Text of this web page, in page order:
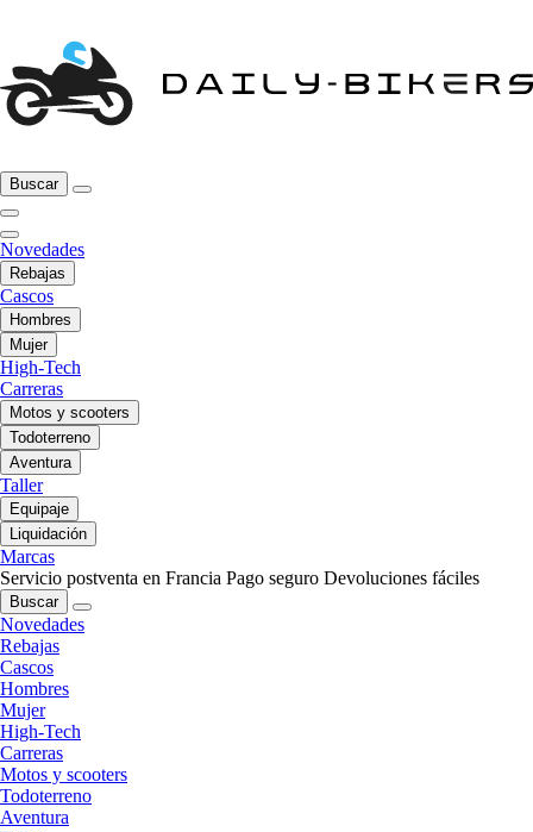
Buscar
Novedades
Rebajas
Cascos
Hombres
Mujer
High-Tech
Carreras
Motos y scooters
Todoterreno
Aventura
Taller
Equipaje
Liquidación
Marcas
Servicio postventa en Francia Pago seguro Devoluciones fáciles
Buscar
Novedades
Rebajas
Cascos
Hombres
Mujer
High-Tech
Carreras
Motos y scooters
Todoterreno
Aventura